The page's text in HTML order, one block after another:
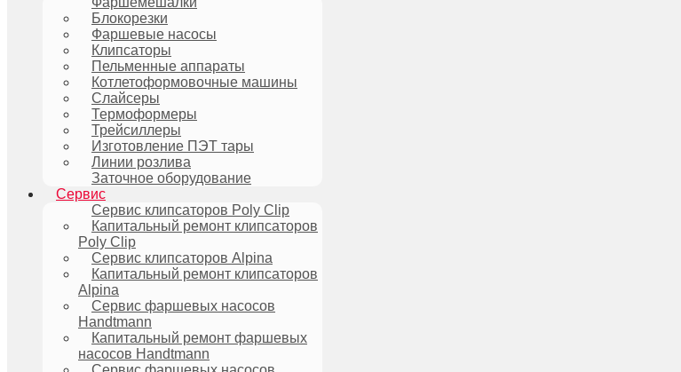
Блокорезки
Фаршевые насосы
Клипсаторы
Пельменные аппараты
Котлетоформовочные машины
Слайсеры
Термоформеры
Трейсиллеры
Изготовление ПЭТ тары
Линии розлива
Заточное оборудование
Сервис
Сервис клипсаторов Poly Clip
Капитальный ремонт клипсаторов
Poly Clip
Сервис клипсаторов Alpina
Капитальный ремонт клипсаторов
Alpina
Сервис фаршевых насосов
Handtmann
Капитальный ремонт фаршевых
насосов Handtmann